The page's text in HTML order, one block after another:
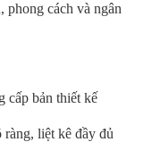
phong cách và ngân
cấp bản thiết kế
liệt kê đầy đủ